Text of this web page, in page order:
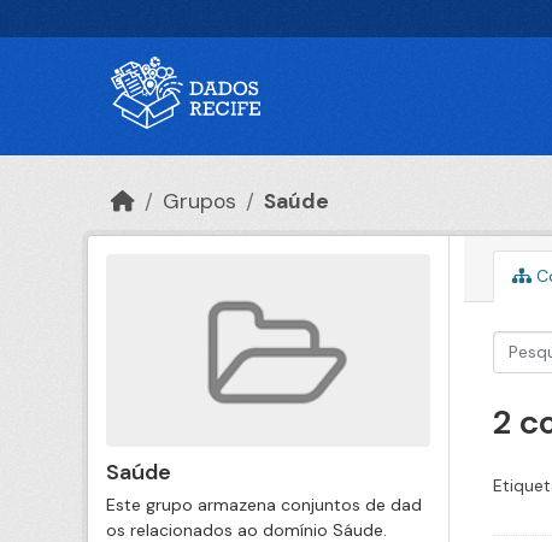
Grupos Saúde
Saúde
Este grupo armazena conjuntos de dad
os relacionados ao domínio Sáude.
2